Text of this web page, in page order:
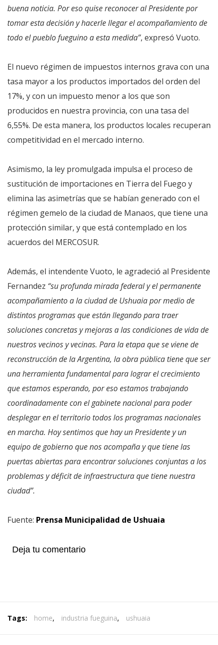
buena noticia. Por eso quise reconocer al Presidente por
tomar esta decisión y hacerle llegar el acompañamiento de
todo el pueblo fueguino a esta medida”, expresó Vuoto.
El nuevo régimen de impuestos internos grava con una
tasa mayor a los productos importados del orden del
17%, y con un impuesto menor a los que son
producidos en nuestra provincia, con una tasa del
6,55%. De esta manera, los productos locales recuperan
competitividad en el mercado interno.
Asimismo, la ley promulgada impulsa el proceso de
sustitución de importaciones en Tierra del Fuego y
elimina las asimetrías que se habían generado con el
régimen gemelo de la ciudad de Manaos, que tiene una
protección similar, y que está contemplado en los
acuerdos del MERCOSUR.
Además, el intendente Vuoto, le agradeció al Presidente
Fernandez “su profunda mirada federal y el permanente
acompañamiento a la ciudad de Ushuaia por medio de
distintos programas que están llegando para traer
soluciones concretas y mejoras a las condiciones de vida de
nuestros vecinos y vecinas. Para la etapa que se viene de
reconstrucción de la Argentina, la obra pública tiene que ser
una herramienta fundamental para lograr el crecimiento
que estamos esperando, por eso estamos trabajando
coordinadamente con el gabinete nacional para poder
desplegar en el territorio todos los programas nacionales
en marcha. Hoy sentimos que hay un Presidente y un
equipo de gobierno que nos acompaña y que tiene las
puertas abiertas para encontrar soluciones conjuntas a los
problemas y déficit de infraestructura que tiene nuestra
ciudad”.
Fuente: Prensa Municipalidad de Ushuaia
Deja tu comentario
Tags: home, industria fueguina, ushuaia